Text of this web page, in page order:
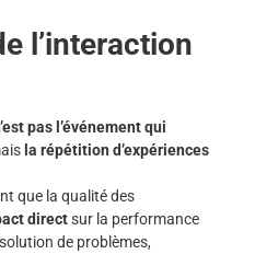
l’interaction
pas l’événement qui
la répétition d’expériences
que la qualité des
directsur la performance
de problèmes,